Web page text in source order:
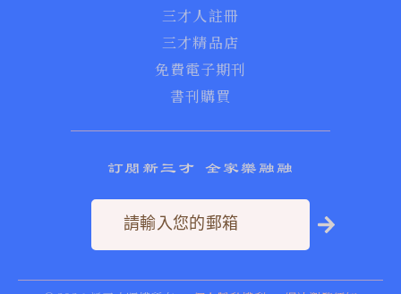
三才人註冊
三才精品店
免費電子期刊
書刊購買
訂閱新三才 全家樂融融